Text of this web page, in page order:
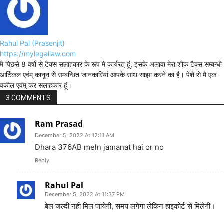
Rahul Pal (Prasenjit)
https://mylegallaw.com
मै पिछसे 8 वर्षो से टैक्स सलाहकार के रूप मे कार्यरत् हूं, इसके अलावा मेरा शौक टैक्स सम्बन्धी
आर्टिकल एवंम् कानून से सम्बन्धित जानकारियां आपके साथ साझा करने का है। पेशे से मै एक
वकील एवंम् कर सलाहकार हूं।
3 COMMENTS
Ram Prasad
December 5, 2022 At 12:11 AM
Dhara 376AB meln jamanat hai or no
Reply
Rahul Pal
December 5, 2022 At 11:37 PM
बेल जल्दी नही मिल पाायेगी, समय लगेगा लेकिन हाइकोर्ट से मिलेगी।